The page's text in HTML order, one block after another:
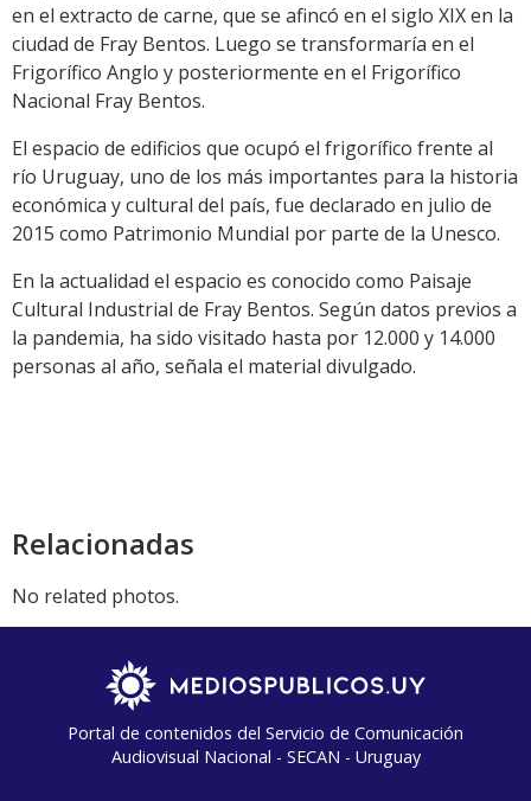
en el extracto de carne, que se afincó en el siglo XIX en la
ciudad de Fray Bentos. Luego se transformaría en el
Frigorífico Anglo y posteriormente en el Frigorífico
Nacional Fray Bentos.
El espacio de edificios que ocupó el frigorífico frente al
río Uruguay, uno de los más importantes para la historia
económica y cultural del país, fue declarado en julio de
2015 como Patrimonio Mundial por parte de la Unesco.
En la actualidad el espacio es conocido como Paisaje
Cultural Industrial de Fray Bentos. Según datos previos a
la pandemia, ha sido visitado hasta por 12.000 y 14.000
personas al año, señala el material divulgado.
Relacionadas
No related photos.
Portal de contenidos del Servicio de Comunicación
Audiovisual Nacional - SECAN - Uruguay